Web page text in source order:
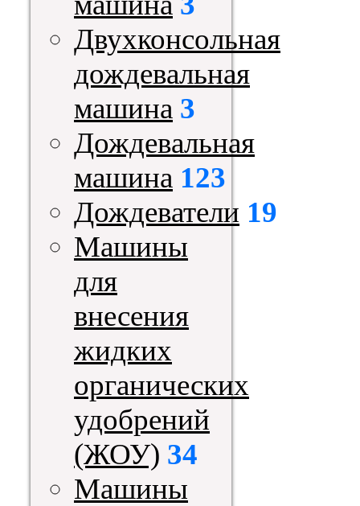
Двухконсольная
дождевальная
машина 3
Дождевальная
машина 123
Дождеватели 19
Машины
для
внесения
жидких
органических
удобрений
(ЖОУ) 34
Машины